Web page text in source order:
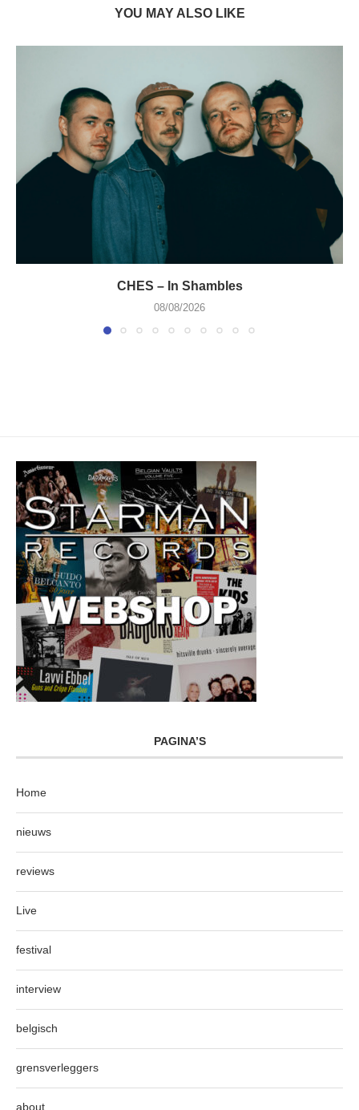
YOU MAY ALSO LIKE
CHES – In Shambles
08/08/2026
PAGINA’S
Home
nieuws
reviews
Live
festival
interview
belgisch
grensverleggers
about